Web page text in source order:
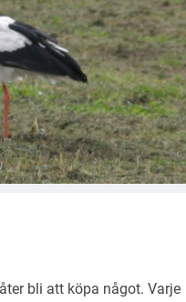
bli att köpa något. Varje